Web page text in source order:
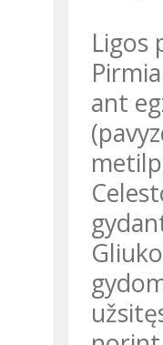
Ligos
ant